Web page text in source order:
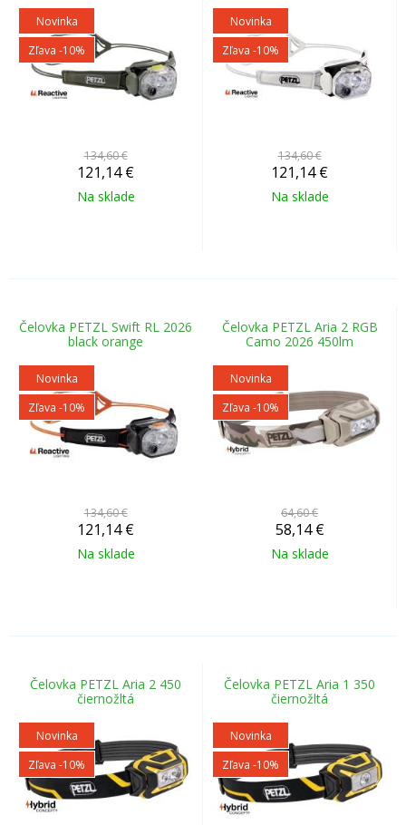
Novinka
Zľava -10%
134,60 €
121,14 €
Na sklade
Novinka
Zľava -10%
134,60 €
121,14 €
Na sklade
Čelovka PETZL Swift RL 2026
black orange
Novinka
Zľava -10%
134,60 €
121,14 €
Na sklade
Čelovka PETZL Aria 2 RGB
Camo 2026 450lm
Novinka
Zľava -10%
64,60 €
58,14 €
Na sklade
Čelovka PETZL Aria 2 450
čiernožltá
Novinka
Zľava -10%
Čelovka PETZL Aria 1 350
čiernožltá
Novinka
Zľava -10%